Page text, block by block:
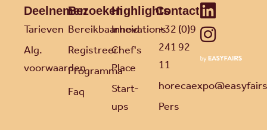
Deelnemen
Tarieven
Alg.
voorwaarden
Bezoeken
Bereikbaarheid
Registreer
Programma
Faq
Highlights
Innovations
Chef's
Place
Start-
ups
Contact
+32 (0)9
241 92
11
Pers